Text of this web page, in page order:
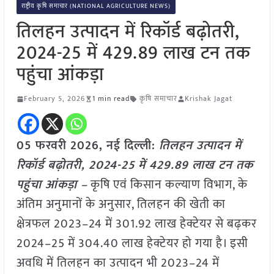
राष्ट्रीय कृषि समाचार (NATIONAL AGRICULTURE NEWS)
तिलहन उत्पादन में रिकॉर्ड बढ़ोतरी,
2024-25 में 429.89 लाख टन तक
पहुंचा आंकड़ा
February 5, 2026 1 min read कृषि समाचार Krishak Jagat
05 फरवरी 2026, नई दिल्ली: तिलहन उत्पादन में
रिकॉर्ड बढ़ोतरी, 2024-25 में 429.89 लाख टन तक
पहुंचा आंकड़ा –कृषि एवं किसान कल्याण विभाग, के
अंतिम अनुमानों के अनुसार, तिलहन की खेती का
क्षेत्रफल 2023–24 में 301.92 लाख हेक्टेयर से बढ़कर
2024–25 में 304.40 लाख हेक्टेयर हो गया है। इसी
अवधि में तिलहन का उत्पादन भी 2023–24 में